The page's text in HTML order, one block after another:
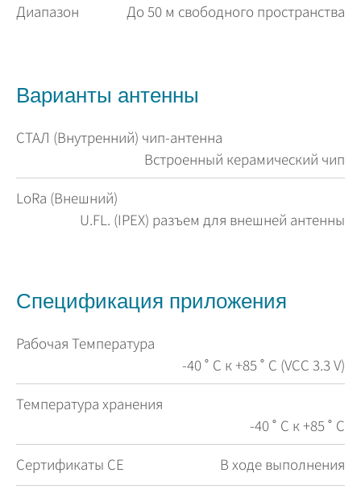
Диапазон До 50 м свободного пространства
Варианты антенны
СТАЛ (Внутренний) чип-антенна
Встроенный керамический чип
LoRa (Внешний)
U.FL. (IPEX) разъем для внешней антенны
Спецификация приложения
Рабочая Температура
-40 ˚ C к +85 ˚ C (VCC 3.3 V)
Температура хранения
-40 ˚ C к +85 ˚ C
Сертификаты СЕ
В ходе выполнения